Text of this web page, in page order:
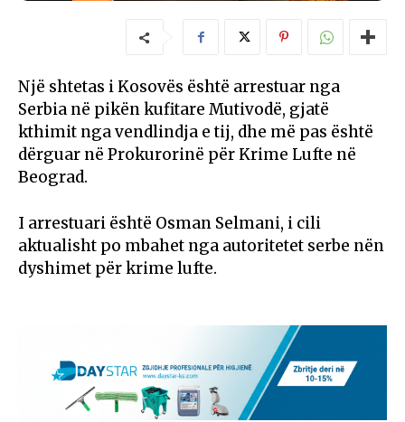
Një shtetas i Kosovës është arrestuar nga
Serbia në pikën kufitare Mutivodë, gjatë
kthimit nga vendlindja e tij, dhe më pas është
dërguar në Prokurorinë për Krime Lufte në
Beograd.
I arrestuari është Osman Selmani, i cili
aktualisht po mbahet nga autoritetet serbe nën
dyshimet për krime lufte.